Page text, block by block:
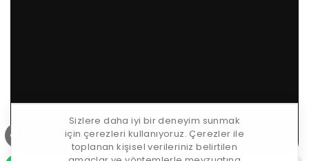
Sizlere daha iyi bir deneyim sunmak
için çerezleri kullanıyoruz. Çerezler ile
toplanan kişisel verileriniz belirtilen